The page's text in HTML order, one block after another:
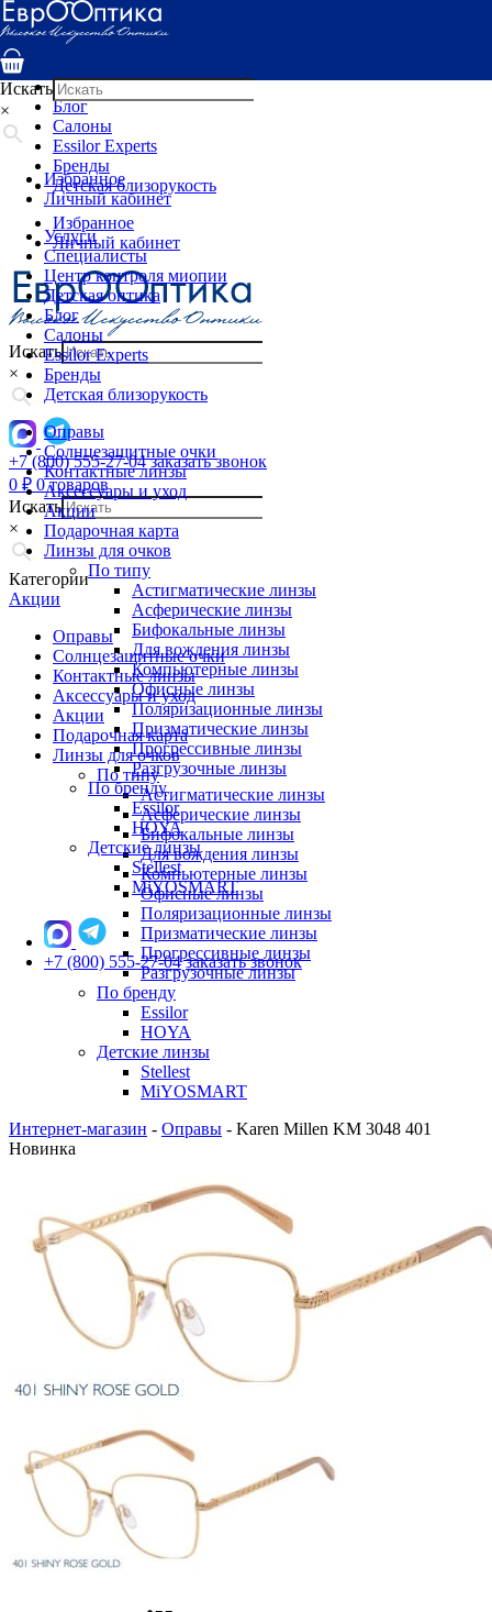
Услуги
Специалисты
Детская оптика
Блог
Салоны
Essilor Experts
Бренды
Детская близорукость
Избранное
Личный кабинет
Искать
×
+7 (800) 555-27-04 заказать звонок
0 ₽ 0 товаров
Искать
×
Категории
Акции
Оправы
Солнцезащитные очки
Контактные линзы
Аксессуары и уход
Акции
Подарочная карта
Линзы для очков
По типу
Астигматические линзы
Асферические линзы
Бифокальные линзы
Для вождения линзы
Компьютерные линзы
Офисные линзы
Поляризационные линзы
Призматические линзы
Прогрессивные линзы
Разгрузочные линзы
По бренду
Essilor
HOYA
Детские линзы
Stellest
MiYOSMART
Искать
×
Избранное
Личный кабинет
Услуги
Специалисты
Центр контроля миопии
Детская оптика
Блог
Салоны
Essilor Experts
Бренды
Детская близорукость
Оправы
Солнцезащитные очки
Контактные линзы
Аксессуары и уход
Акции
Подарочная карта
Линзы для очков
По типу
Астигматические линзы
Асферические линзы
Бифокальные линзы
Для вождения линзы
Компьютерные линзы
Офисные линзы
Поляризационные линзы
Призматические линзы
Прогрессивные линзы
Разгрузочные линзы
По бренду
Essilor
HOYA
Детские линзы
Stellest
MiYOSMART
+7 (800) 555-27-04 заказать звонок
Интернет-магазин - Оправы - Karen Millen KM 3048 401
Новинка